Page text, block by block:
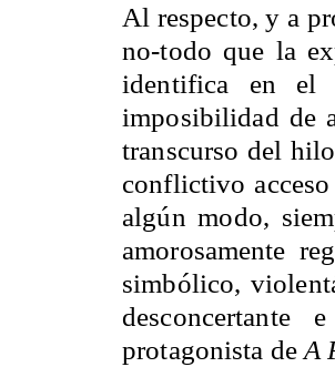
Al respecto, y a
no-todo que la
identifica en el
imposibilidad de
transcurso del
conflictivo
algún modo,
amorosamente
simbólico,
desconcertante
protagonista deA